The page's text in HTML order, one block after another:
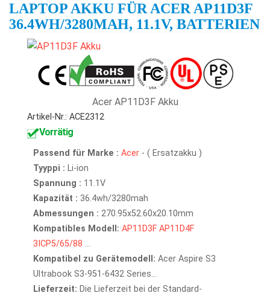
LAPTOP AKKU FÜR ACER AP11D3F
36.4WH/3280MAH, 11.1V, BATTERIEN
Acer AP11D3F Akku
Artikel-Nr.: ACE2312
Vorrätig
Passend für Marke : Acer - ( Ersatzakku )
Tyyppi : Li-ion
Spannung : 11.1V
Kapazität : 36.4wh/3280mah
Abmessungen : 270.95x52.60x20.10mm
Kompatibles Modell: AP11D3F AP11D4F
3ICP5/65/88 ...
Kompatibel zu Gerätemodell: Acer Aspire S3
Ultrabook S3-951-6432 Series...
Lieferzeit: Die Lieferzeit bei der Standard-